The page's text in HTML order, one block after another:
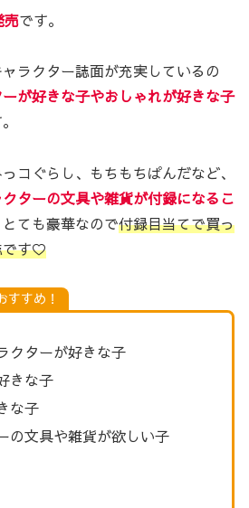
売です。
ラクター誌面が充実しているの
が好きな子やおしゃれが好きな子
コぐらし、もちもちぱんだなど、
ターの文具や雑貨が付録になるこ
ても豪華なので付録目当てで買っ
です♡
すすめ！
クターが好きな子
きな子
な子
の文具や雑貨が欲しい子